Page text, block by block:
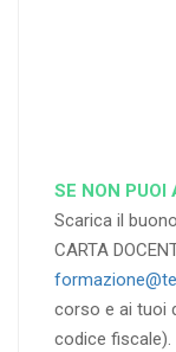
SE NON PUOI
Scarica il
CARTA
corso e ai tuoi
codice fiscale).